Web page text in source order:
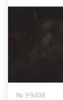
№ 99408